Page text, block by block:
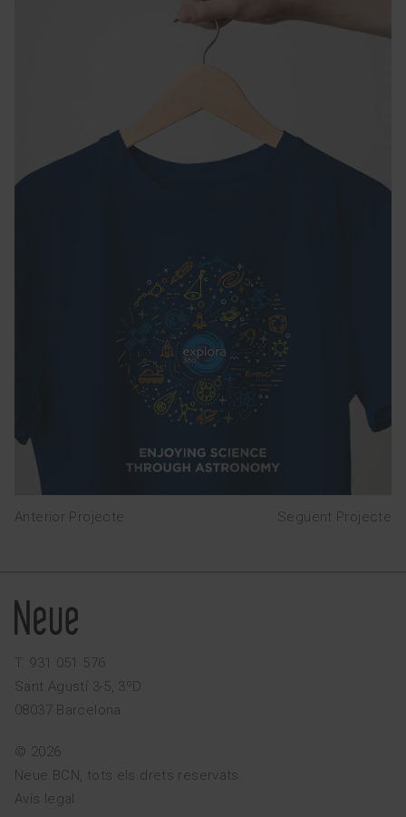
Anterior Projecte Següent Projecte
T. 931 051 576
Sant Agustí 3-5, 3ºD
08037 Barcelona
© 2026
Neue BCN, tots els drets reservats.
Avís legal